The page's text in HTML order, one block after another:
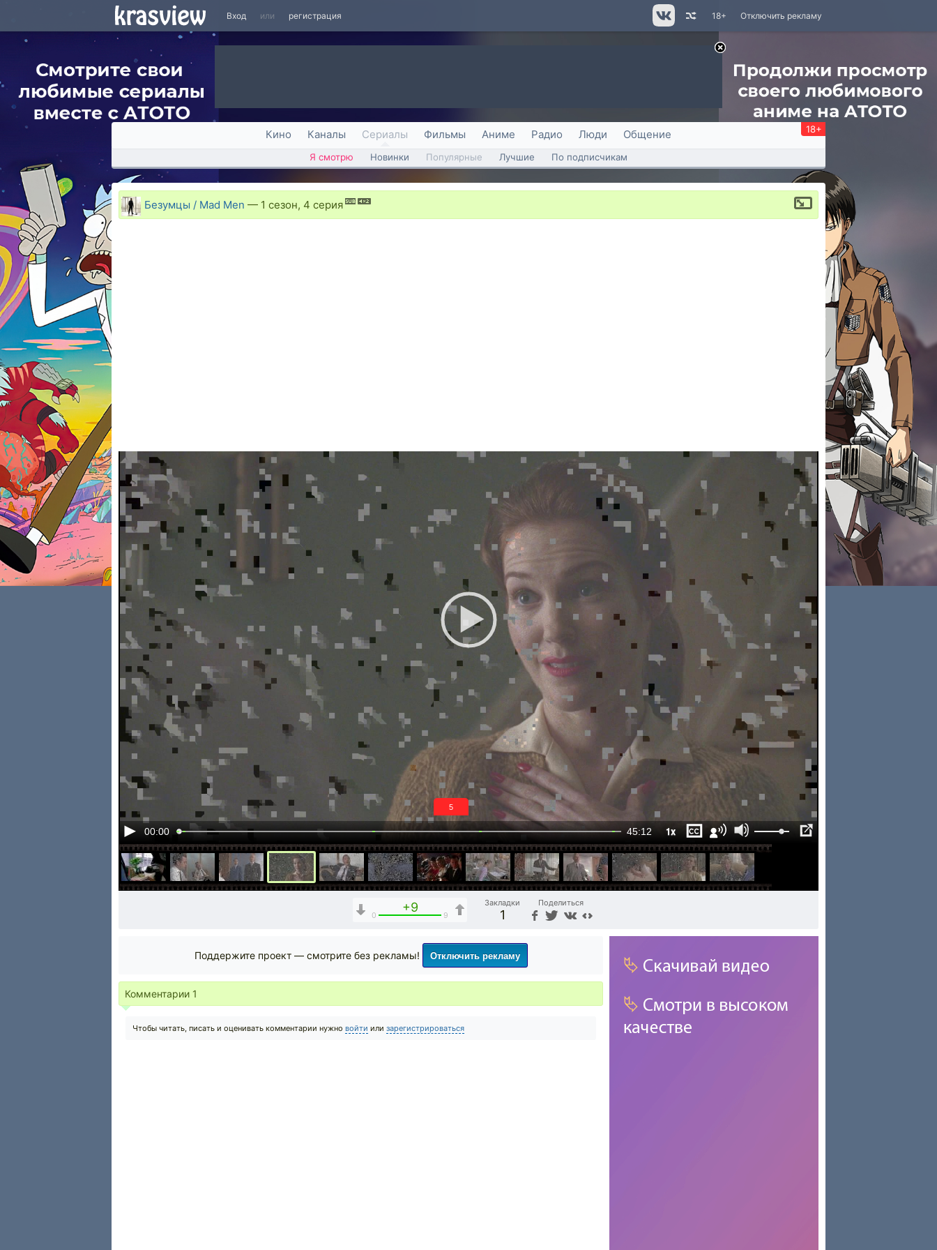
Вход или регистрация Отключить рекламу
18+
Кино Каналы Сериалы Фильмы Аниме Радио Люди Общение 18+
Я смотрю Новинки Популярные Лучшие По подписчикам
Безумцы / Mad Men — 1 сезон, 4 серия
00:00 45:12 1x
4
+9
0 9
Закладки
1
Поделиться
Поддержите проект — смотрите без рекламы! Отключить рекламу
Комментарии 1
Чтобы читать, писать и оценивать комментарии нужно войти или зарегистрироваться